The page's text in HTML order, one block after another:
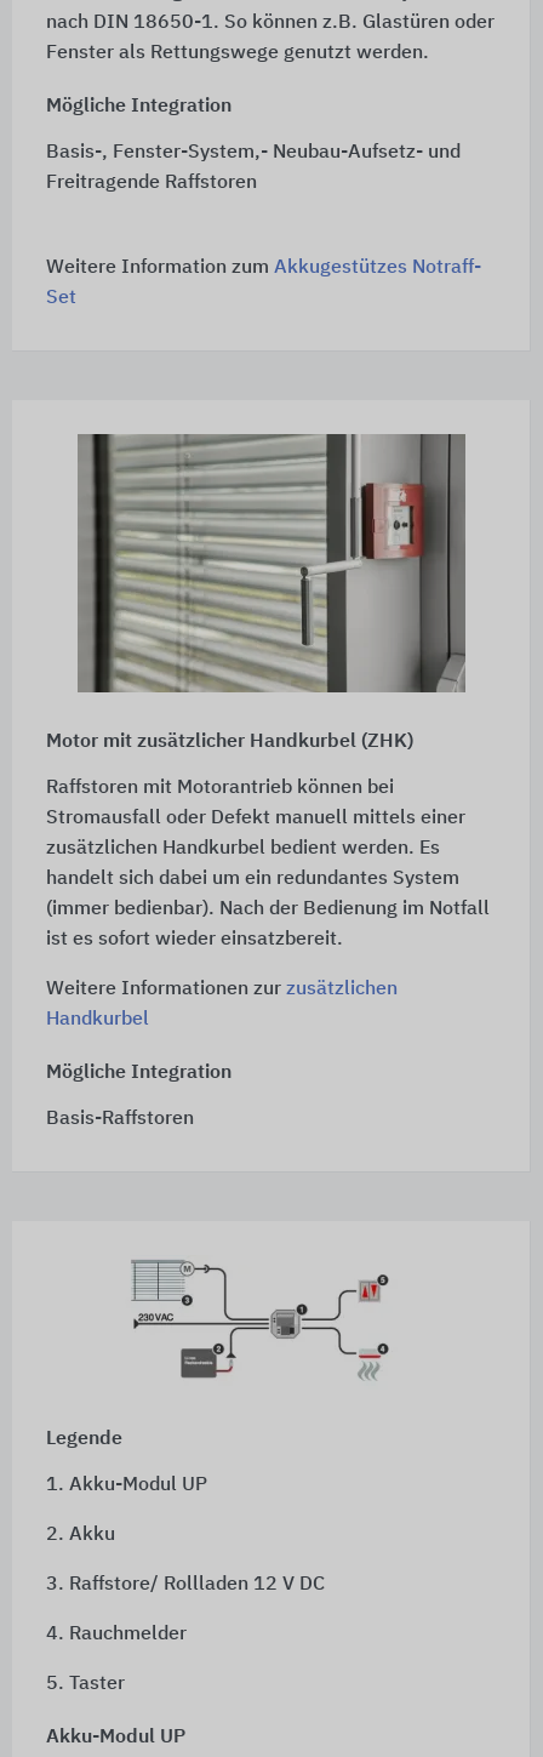
nach DIN 18650-1. So können z.B. Glastüren oder
Fenster als Rettungswege genutzt werden.
Mögliche Integration
Basis-, Fenster-System,- Neubau-Aufsetz- und
Freitragende Raffstoren
Weitere Information zum Akkugestützes Notraff-
Set
Motor mit zusätzlicher Handkurbel (ZHK)
Raffstoren mit Motorantrieb können bei
Stromausfall oder Defekt manuell mittels einer
zusätzlichen Handkurbel bedient werden. Es
handelt sich dabei um ein redundantes System
(immer bedienbar). Nach der Bedienung im Notfall
ist es sofort wieder einsatzbereit.
Weitere Informationen zur zusätzlichen
Handkurbel
Mögliche Integration
Basis-Raffstoren
Legende
1. Akku-Modul UP
2. Akku
3. Raffstore/ Rollladen 12 V DC
4. Rauchmelder
5. Taster
Akku-Modul UP